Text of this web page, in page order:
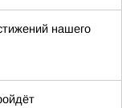
нашего